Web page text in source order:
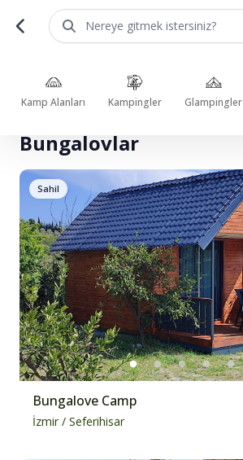
Nereye gitmek istersiniz?
Kamp Alanları Kampingler Glampingler
Bungalovlar
Sahil
Bungalove Camp
İzmir / Seferihisar